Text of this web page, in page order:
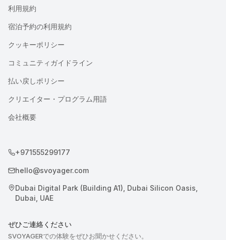
利用規約
宿泊予約の利用規約
クッキーポリシー
コミュニティガイドライン
払い戻しポリシー
クリエイター・プログラム用語
会社概要
+971555299177
hello@svoyager.com
Dubai Digital Park (Building A1), Dubai Silicon Oasis,
Dubai, UAE
ぜひご連絡ください
SVOYAGERでの体験をぜひお聞かせください。